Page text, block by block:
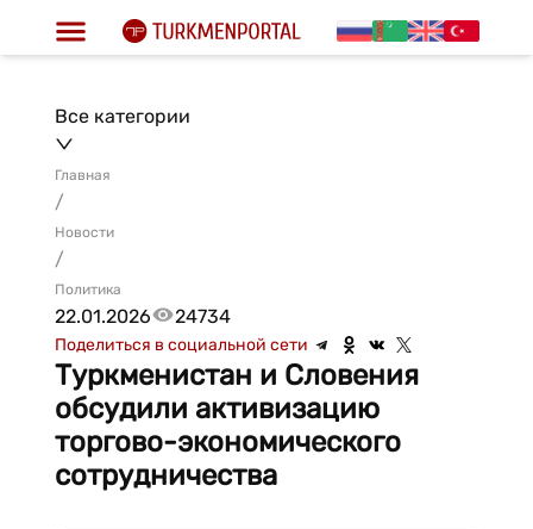
Все категории
Главная
/
Новости
/
Политика
22.01.2026 24734
Поделиться в социальной сети
Туркменистан и Словения
обсудили активизацию
торгово-экономического
сотрудничества